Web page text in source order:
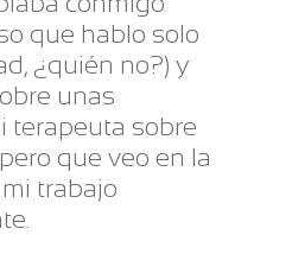
que hablo solo
¿quién no?) y
unas
terapeuta sobre
que veo en la
trabajo